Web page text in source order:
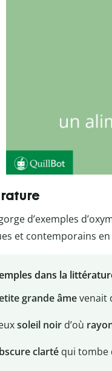
d’exemples
et contemporains
dans la
grande âmevenait
soleil noird’où
clartéqui tombe